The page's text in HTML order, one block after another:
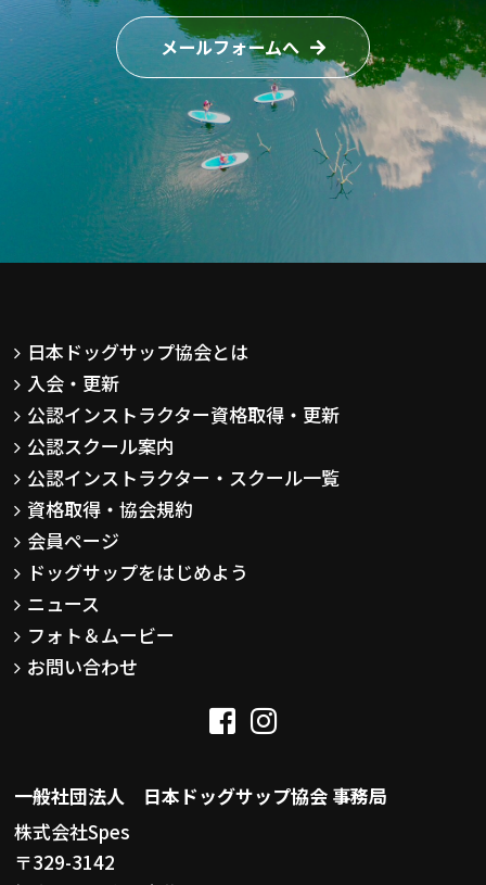
メールフォームへ
日本ドッグサップ協会とは
入会・更新
公認インストラクター資格取得・更新
公認スクール案内
公認インストラクター・スクール一覧
資格取得・協会規約
会員ページ
ドッグサップをはじめよう
ニュース
フォト＆ムービー
お問い合わせ
一般社団法人 日本ドッグサップ協会 事務局
株式会社Spes
〒329-3142